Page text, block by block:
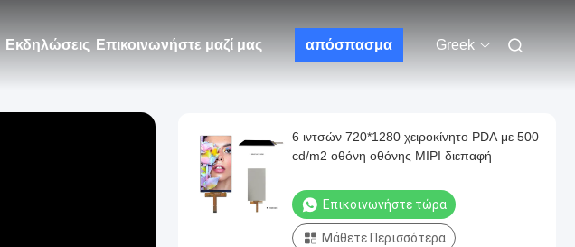
Εκδηλώσεις Επικοινωνήστε μαζί μας απόσπασμα Greek
6 ιντσών 720*1280 χειροκίνητο PDA με 500
cd/m2 οθόνη οθόνης MIPI διεπαφή
Επικοινωνήστε τώρα
Μάθετε Περισσότερα